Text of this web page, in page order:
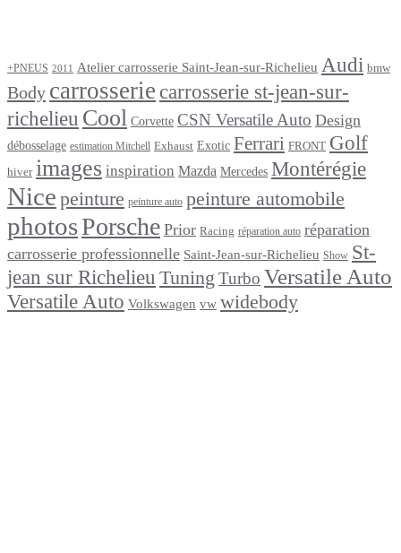
+PNEUS 2011 Atelier carrosserie Saint-Jean-sur-Richelieu Audi bmw
Body carrosserie carrosserie st-jean-sur-
richelieu Cool Corvette CSN Versatile Auto Design
débosselage estimation Mitchell Exhaust Exotic Ferrari FRONT Golf
hiver images inspiration Mazda Mercedes Montérégie
Nice peinture peinture auto peinture automobile
photosPorsche Prior Racing réparation auto réparation
carrosserie professionnelle Saint-Jean-sur-Richelieu Show St-
jean sur Richelieu Tuning Turbo Versatile Auto
Versatile Auto Volkswagen vw widebody